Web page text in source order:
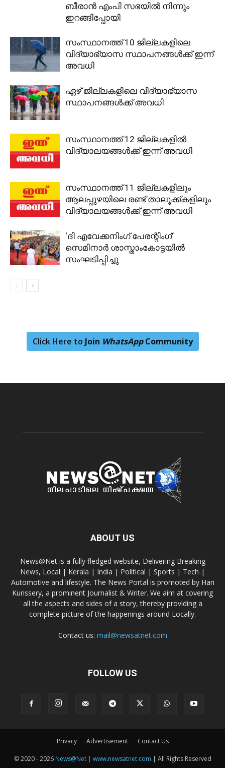
ബീരാൻ എംപി സഭയിൽ നിന്നും
ഇറങ്ങിപ്പോയി
സംസ്ഥാനത്ത് 10 ജില്ലകളിലെ
വിദ്യാഭ്യാസ സ്ഥാപനങ്ങൾക്ക് ഇന്ന്
അവധി
ഏഴ് ജില്ലകളിലെ വിദ്യാഭ്യാസ
സ്ഥാപനങ്ങൾക്ക് അവധി
സംസ്ഥാനത്ത് 12 ജില്ലകളിൽ
വിദ്യാലയങ്ങൾക്ക് ഇന്ന് അവധി
സംസ്ഥാനത്ത് 11 ജില്ലകളിലും
ആലപ്പുഴയിലെ രണ്ട് താലൂക്ക്കളിലും
വിദ്യാലയങ്ങൾക്ക് ഇന്ന് അവധി
‘ദി എവേക്കനിംഗ് പേരന്റിംഗ്’
സെമിനാർ ശാസ്താംകോട്ടയിൽ
സംഘടിപ്പിച്ചു
Click Here to Join WhatsAppCommunity
ABOUT US
News@Net is a fully fledged website, Delivering Breaking
News, Local | Kerala | India | Political | Sports | Tech |
Automotive and lifestyle. The News Portal is promoted by Hari
Kurissery, a prominent Journalist & Writer. We aim at covering
all the aspects and sides of a story, thereby providing a
complete picture of the happenings around Locally.
Contact us: mail@newsatnet.com
FOLLOW US
Privacy Advertisement Contact Us
© 2020 - 2026 News@Net | www.newsatnet.com | All Rights Reserved